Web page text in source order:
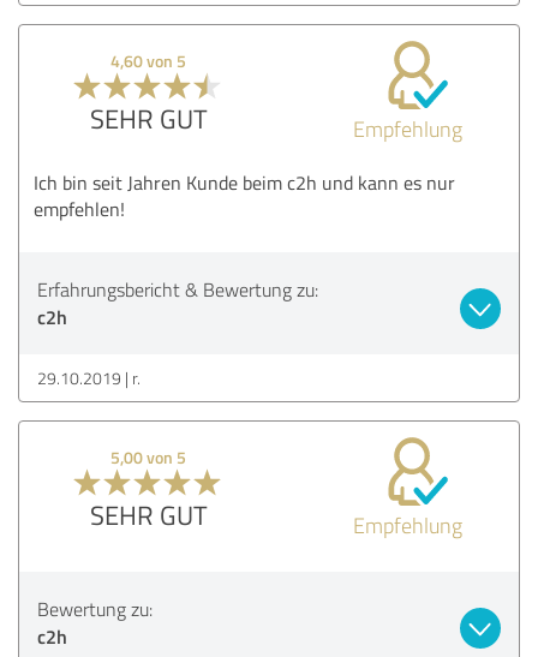
4,60 von 5
SEHR GUT Empfehlung
Ich bin seit Jahren Kunde beim c2h und kann es nur
empfehlen!
Erfahrungsbericht & Bewertung zu:
c2h
29.10.2019 r.
5,00 von 5
SEHR GUT Empfehlung
Bewertung zu:
c2h